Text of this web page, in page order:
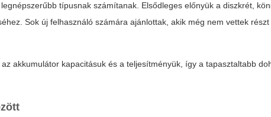
típusnak számítanak. Elsődleges előnyük a diszkrét,
Sok új felhasználó számára ajánlottak, akik még nem vettek
akkumulátor kapacitásuk és a teljesítményük, így a tapasztaltabb